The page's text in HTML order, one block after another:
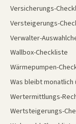
Versicherungs-
Versteigerungs-
Verwalter-
Wallbox-Checkliste
Wärmepumpen-
Was bleibt monatlich
Wertermittlungs-
Wertsteigerungs-